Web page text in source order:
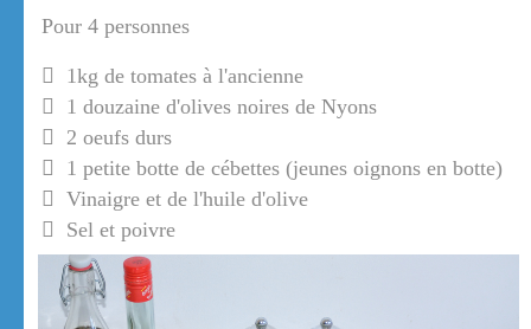
Pour 4 personnes
1kg de tomates à l'ancienne
1 douzaine d'olives noires de Nyons
2 oeufs durs
1 petite botte de cébettes (jeunes oignons en botte)
Vinaigre et de l'huile d'olive
Sel et poivre